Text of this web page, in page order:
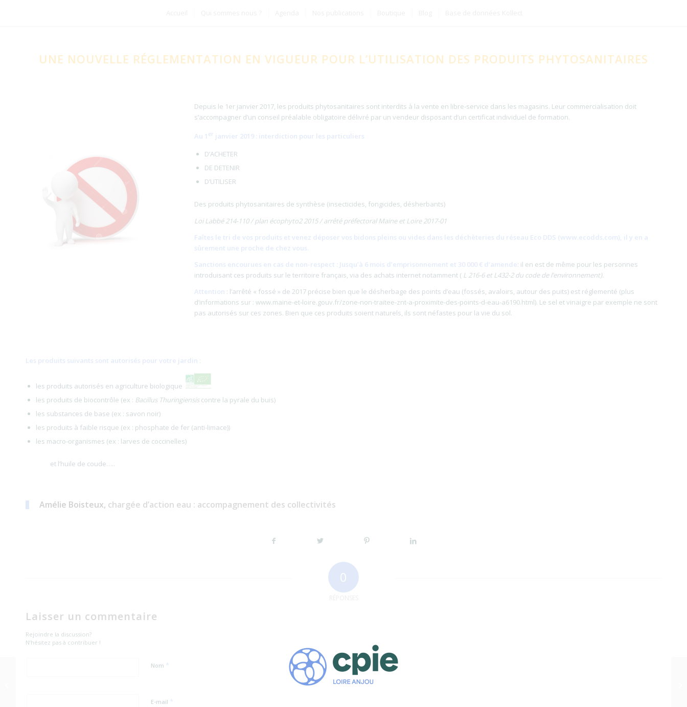
UNE NOUVELLE RÉGLEMENTATION EN VIGUEUR POUR L’UTILISATION DES PRODUITS PHYTOSANITAIRES
Depuis le 1er janvier 2017, les produits phytosanitaires sont interdits à la vente en libre-service dans les magasins. Leur commercialisation doit
s’accompagner d’un conseil préalable obligatoire délivré par un vendeur disposant d’un certificat individuel de formation.
Au 1 er janvier 2019 : interdiction pour les particuliers
D’ACHETER
DE DETENIR
D’UTILISER
Des produits phytosanitaires de synthèse (insecticides, fongicides, désherbants)
Loi Labbé 214-110 / plan écophyto2 2015 / arrêté préfectoral Maine et Loire 2017-01
Faîtes le tri de vos produits et venez déposer vos bidons pleins ou vides dans les déchèteries du réseau Eco DDS (www.ecodds.com), il y en a
sûrement une proche de chez vous.
Sanctions encourues en cas de non-respect : Jusqu’à 6 mois d’emprisonnement et 30 000 € d’amende: il en est de même pour les personnes
introduisant ces produits sur le territoire français, via des achats internet notamment ( L 216-6 et L432-2 du code de l’environnement).
Attention : l’arrêté « fossé » de 2017 précise bien que le désherbage des points d’eau (fossés, avaloirs, autour des puits) est réglementé (plus
d’informations sur : www.maine-et-loire.gouv.fr/zone-non-traitee-znt-a-proximite-des-points-d-eau-a6190.html). Le sel et vinaigre par exemple ne sont
pas autorisés sur ces zones. Bien que ces produits soient naturels, ils sont néfastes pour la vie du sol.
Les produits suivants sont autorisés pour votre jardin :
les produits autorisés en agriculture biologique
les produits de biocontrôle (ex : Bacillus Thuringiensiscontre la pyrale du buis)
les substances de base (ex : savon noir)
les produits à faible risque (ex : phosphate de fer (anti-limace))
les macro-organismes (ex : larves de coccinelles)
et l’huile de coude…..
Amélie Boisteux, chargée d’action eau : accompagnement des collectivités
0
Laisser un commentaire
Rejoindre la discussion?
N’hésitez pas à contribuer !
Nom *
E-mail *